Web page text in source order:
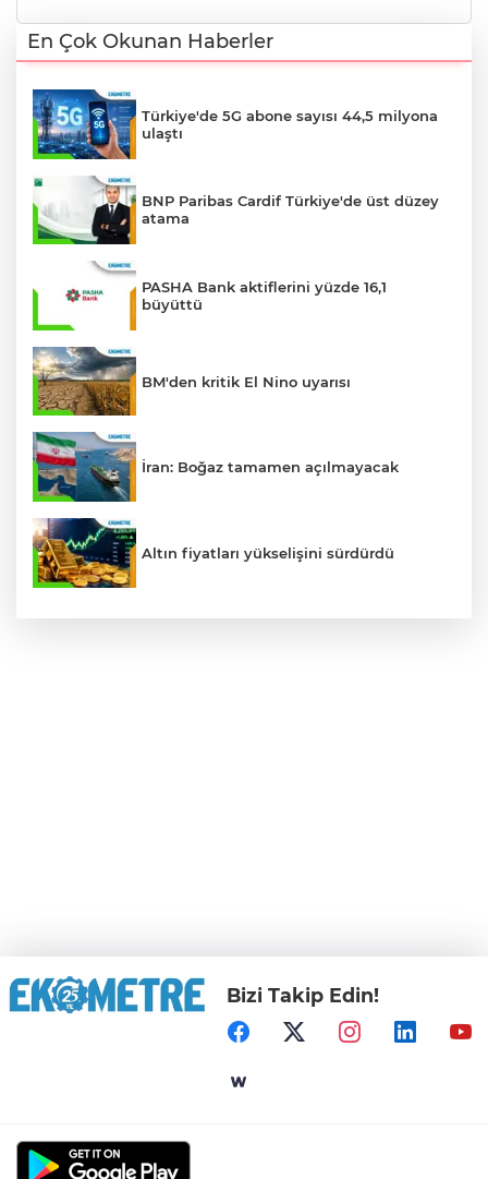
En Çok Okunan Haberler
Türkiye'de 5G abone sayısı 44,5 milyona
ulaştı
BNP Paribas Cardif Türkiye'de üst düzey
atama
PASHA Bank aktiflerini yüzde 16,1
büyüttü
BM'den kritik El Nino uyarısı
İran: Boğaz tamamen açılmayacak
Altın fiyatları yükselişini sürdürdü
Bizi Takip Edin!